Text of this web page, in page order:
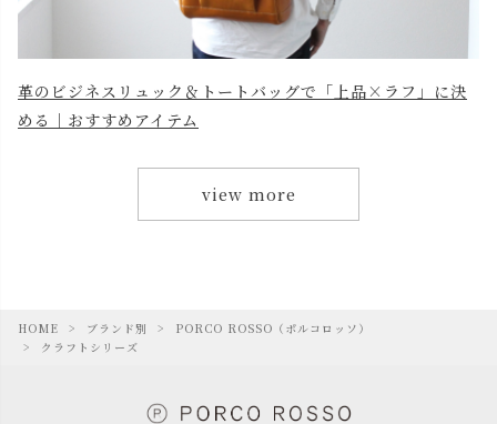
革のビジネスリュック＆トートバッグで「上品×ラフ」に決
める｜おすすめアイテム
view more
HOME ブランド別
PORCO ROSSO（ポルコロッソ）
クラフトシリーズ